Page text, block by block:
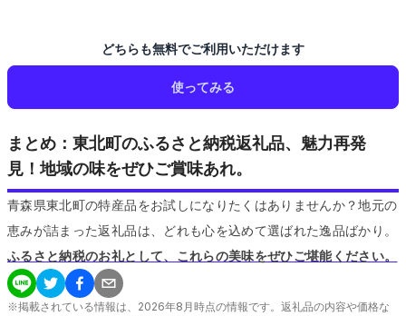
どちらも無料でご利用いただけます
使ってみる
まとめ：東北町のふるさと納税返礼品、魅力再発
見！地域の味をぜひご賞味あれ。
青森県東北町の特産品をお試しになりたくはありませんか？地元の
恵みが詰まった返礼品は、どれも心を込めて選ばれた逸品ばかり。
ふるさと納税のお礼として、これらの美味をぜひご堪能ください。
※掲載されている情報は、 2026年8 月時点の情報です。返礼品の内容や価格な